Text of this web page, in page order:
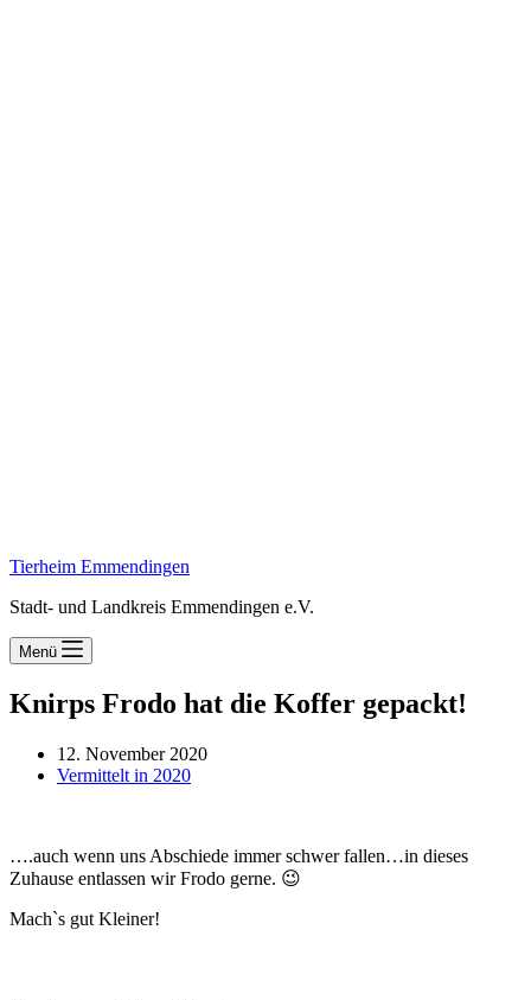
Tierheim Emmendingen
Stadt- und Landkreis Emmendingen e.V.
Menü
Knirps Frodo hat die Koffer gepackt!
12. November 2020
Vermittelt in 2020
….auch wenn uns Abschiede immer schwer fallen…in dieses
Zuhause entlassen wir Frodo gerne. 😉
Mach`s gut Kleiner!